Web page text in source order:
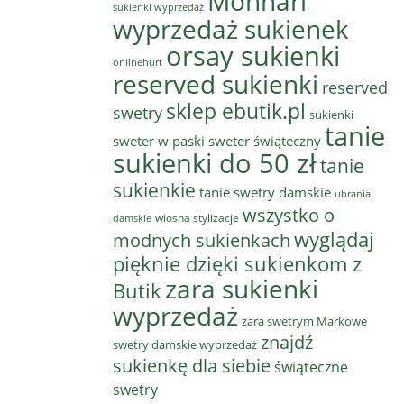
sukienki wyprzedaż
wyprzedaż sukienek
onlinehurt orsay sukienki
reserved sukienki reserved
swetry sklep ebutik.pl sukienki
sweter w paski sweter świątecznytanie
sukienki do 50 złtanie
sukienkie tanie swetry damskie ubrania
damskie wiosna stylizacje wszystko o
modnych sukienkachwyglądaj
pięknie dzięki sukienkom z
Butik zara sukienki
wyprzedaż zara swetrym Markowe
swetry damskie wyprzedaż znajdź
sukienkę dla siebieświąteczne
swetry